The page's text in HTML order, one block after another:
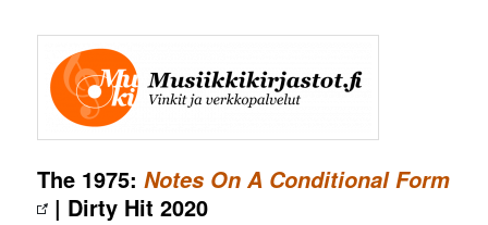
The 1975:Notes On A Conditional Form
| Dirty Hit 2020